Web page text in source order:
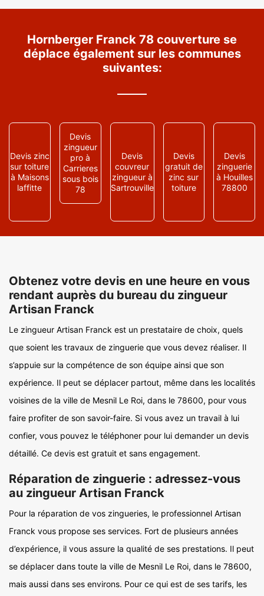
Hornberger Franck 78 couverture se
déplace également sur les communes
suivantes:
Devis zinc
sur toiture
à Maisons
laffitte
Devis
zingueur
pro à
Carrieres
sous bois
78
Devis
couvreur
zingueur à
Sartrouville
Devis
gratuit de
zinc sur
toiture
Devis
zinguerie
à Houilles
78800
Obtenez votre devis en une heure en vous
rendant auprès du bureau du zingueur
Artisan Franck
Le zingueur Artisan Franck est un prestataire de choix, quels
que soient les travaux de zinguerie que vous devez réaliser. Il
s’appuie sur la compétence de son équipe ainsi que son
expérience. Il peut se déplacer partout, même dans les localités
voisines de la ville de Mesnil Le Roi, dans le 78600, pour vous
faire profiter de son savoir-faire. Si vous avez un travail à lui
confier, vous pouvez le téléphoner pour lui demander un devis
détaillé. Ce devis est gratuit et sans engagement.
Réparation de zinguerie : adressez-vous
au zingueur Artisan Franck
Pour la réparation de vos zingueries, le professionnel Artisan
Franck vous propose ses services. Fort de plusieurs années
d’expérience, il vous assure la qualité de ses prestations. Il peut
se déplacer dans toute la ville de Mesnil Le Roi, dans le 78600,
mais aussi dans ses environs. Pour ce qui est de ses tarifs, les